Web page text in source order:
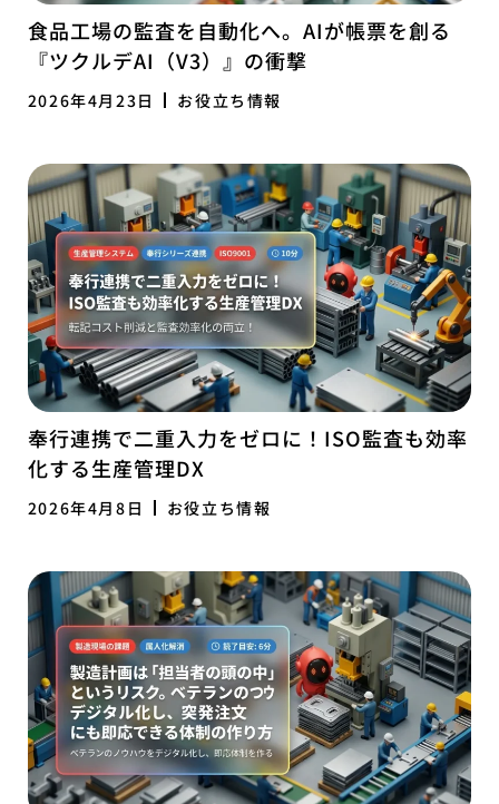
食品工場の監査を自動化へ。AIが帳票を創る
『ツクルデAI（V3）』の衝撃
2026年4月23日 お役立ち情報
奉行連携で二重入力をゼロに！ISO監査も効率
化する生産管理DX
2026年4月8日 お役立ち情報